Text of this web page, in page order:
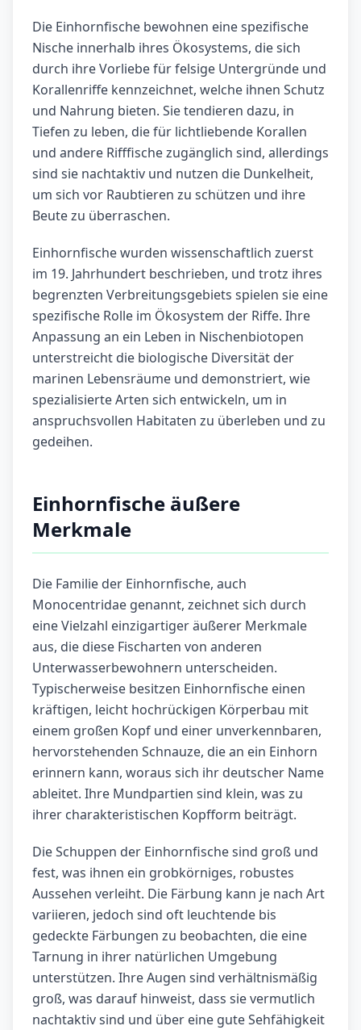
Die Einhornfische bewohnen eine spezifische
Nische innerhalb ihres Ökosystems, die sich
durch ihre Vorliebe für felsige Untergründe und
Korallenriffe kennzeichnet, welche ihnen Schutz
und Nahrung bieten. Sie tendieren dazu, in
Tiefen zu leben, die für lichtliebende Korallen
und andere Rifffische zugänglich sind, allerdings
sind sie nachtaktiv und nutzen die Dunkelheit,
um sich vor Raubtieren zu schützen und ihre
Beute zu überraschen.
Einhornfische wurden wissenschaftlich zuerst
im 19. Jahrhundert beschrieben, und trotz ihres
begrenzten Verbreitungsgebiets spielen sie eine
spezifische Rolle im Ökosystem der Riffe. Ihre
Anpassung an ein Leben in Nischenbiotopen
unterstreicht die biologische Diversität der
marinen Lebensräume und demonstriert, wie
spezialisierte Arten sich entwickeln, um in
anspruchsvollen Habitaten zu überleben und zu
gedeihen.
Einhornfische äußere
Merkmale
Die Familie der Einhornfische, auch
Monocentridae genannt, zeichnet sich durch
eine Vielzahl einzigartiger äußerer Merkmale
aus, die diese Fischarten von anderen
Unterwasserbewohnern unterscheiden.
Typischerweise besitzen Einhornfische einen
kräftigen, leicht hochrückigen Körperbau mit
einem großen Kopf und einer unverkennbaren,
hervorstehenden Schnauze, die an ein Einhorn
erinnern kann, woraus sich ihr deutscher Name
ableitet. Ihre Mundpartien sind klein, was zu
ihrer charakteristischen Kopfform beiträgt.
Die Schuppen der Einhornfische sind groß und
fest, was ihnen ein grobkörniges, robustes
Aussehen verleiht. Die Färbung kann je nach Art
variieren, jedoch sind oft leuchtende bis
gedeckte Färbungen zu beobachten, die eine
Tarnung in ihrer natürlichen Umgebung
unterstützen. Ihre Augen sind verhältnismäßig
groß, was darauf hinweist, dass sie vermutlich
nachtaktiv sind und über eine gute Sehfähigkeit